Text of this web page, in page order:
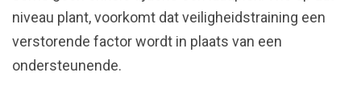
niveau plant, voorkomt dat veiligheidstraining een
verstorende factor wordt in plaats van een
ondersteunende.